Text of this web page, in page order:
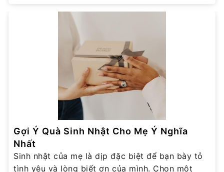
Gợi Ý Quà Sinh Nhật Cho Mẹ Ý Nghĩa
Nhất
Sinh nhật của mẹ là dịp đặc biệt để bạn bày tỏ
tình yêu và lòng biết ơn của mình. Chọn một